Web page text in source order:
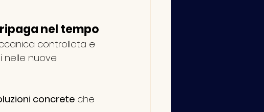
nel tempo
controllata e
nelle nuove
concrete che